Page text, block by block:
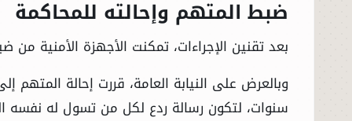
ضبط المتهم وإحالته للمحاكمة
بعد تقنين الإجراءات، تمكنت الأجهزة الأمنية من
سنوات، لتكون رسالة ردع لكل من تسول له نفسه